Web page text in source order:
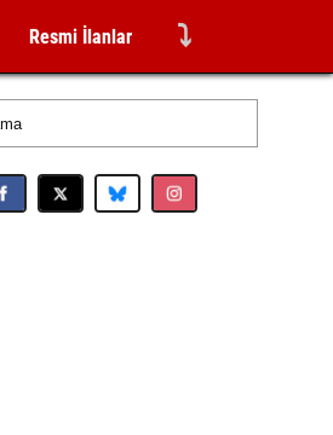
Resmi İlanlar ⤵